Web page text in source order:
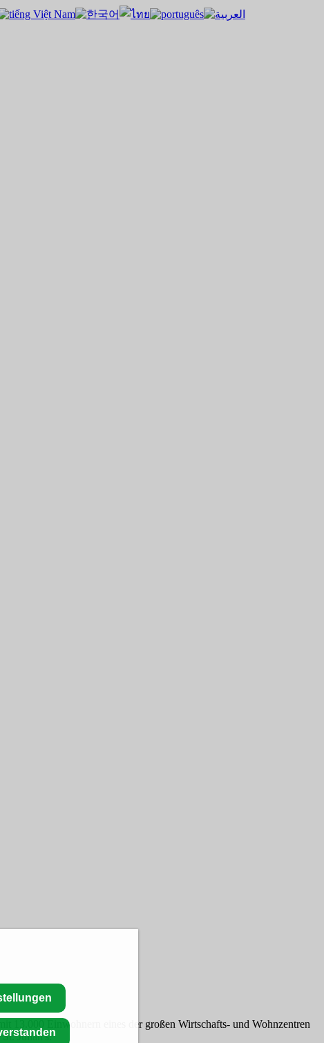
13.000 Einwohnern eines der großen Wirtschafts- und Wohnzentren
Julian's.